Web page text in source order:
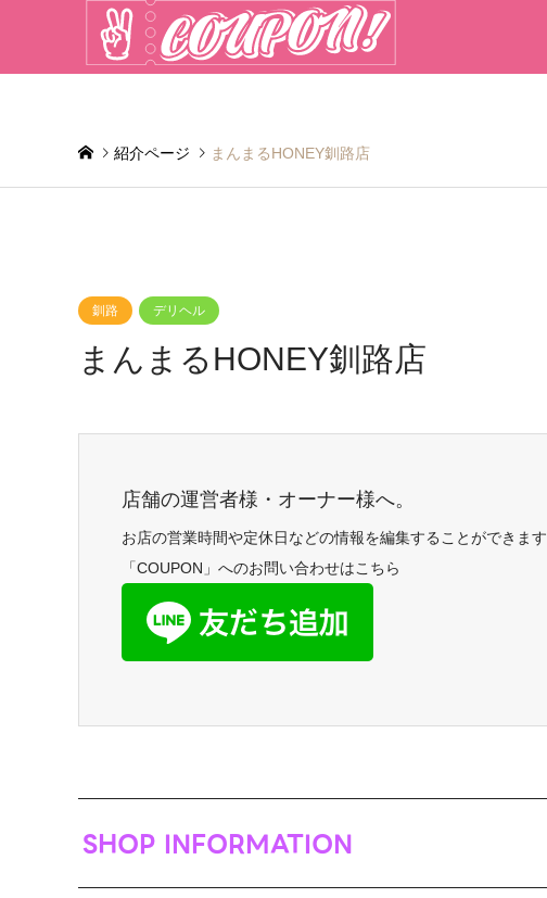
紹介ページ まんまるHONEY釧路店
釧路 デリヘル
まんまるHONEY釧路店
店舗の運営者様・オーナー様へ。
お店の営業時間や定休日などの情報を編集することができます
「COUPON」へのお問い合わせはこちら
SHOP INFORMATION